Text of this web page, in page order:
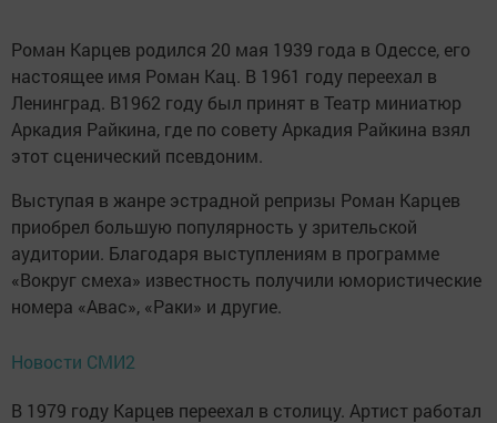
Роман Карцев родился 20 мая 1939 года в Одессе, его
настоящее имя Роман Кац. В 1961 году переехал в
Ленинград. В1962 году был принят в Театр миниатюр
Аркадия Райкина, где по совету Аркадия Райкина взял
этот сценический псевдоним.
Выступая в жанре эстрадной репризы Роман Карцев
приобрел большую популярность у зрительской
аудитории. Благодаря выступлениям в программе
«Вокруг смеха» известность получили юмористические
номера «Авас», «Раки» и другие.
Новости СМИ2
В 1979 году Карцев переехал в столицу. Артист работал